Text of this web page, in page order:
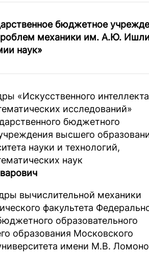
бюджетное
механики им. А.Ю.
наук»
«Искусственного
исследований»
бюджетного
высшего
науки и технологий,
наук
вычислительной механики
факультета
образовательного
образования Московского
имени М.В.